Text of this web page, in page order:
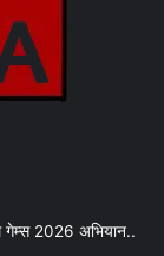
गेम्स 2026 अभियान..